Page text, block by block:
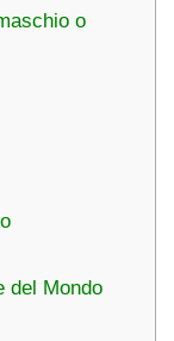
o
del Mondo